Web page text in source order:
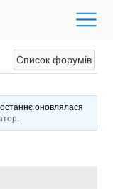
Список форумів
оновлялася
.